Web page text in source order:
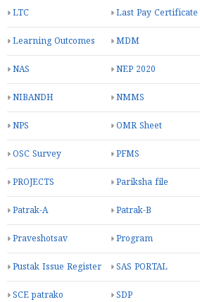
LTC Last Pay Certificate
Learning Outcomes MDM
NAS NEP 2020
NIBANDH NMMS
NPS OMR Sheet
OSC Survey PFMS
PROJECTS Pariksha file
Patrak-A Patrak-B
Praveshotsav Program
Pustak Issue Register SAS PORTAL
SCE patrako SDP